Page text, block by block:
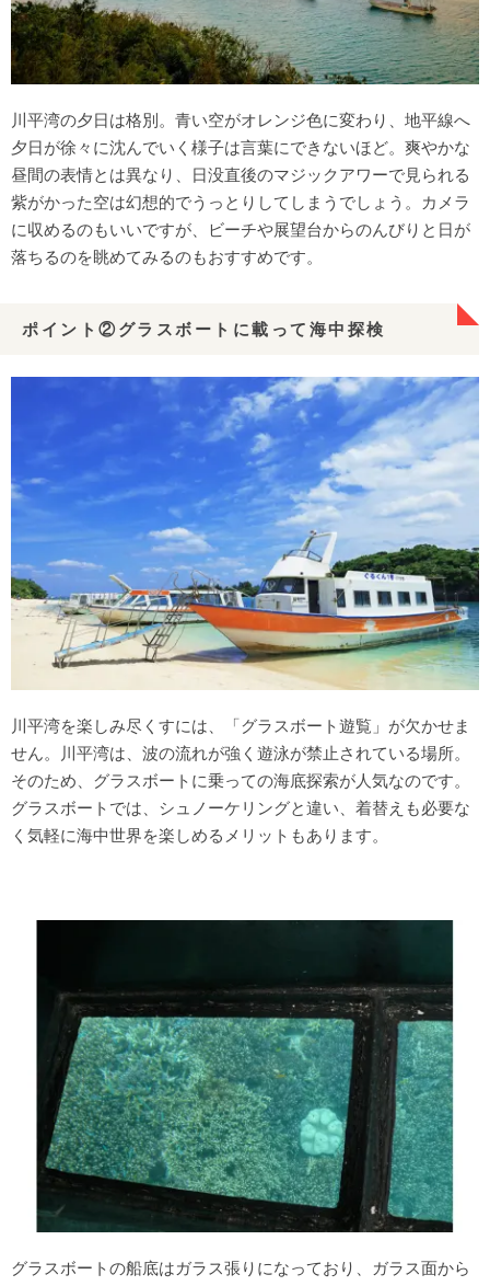
川平湾の夕日は格別。青い空がオレンジ色に変わり、地平線へ
夕日が徐々に沈んでいく様子は言葉にできないほど。爽やかな
昼間の表情とは異なり、日没直後のマジックアワーで見られる
紫がかった空は幻想的でうっとりしてしまうでしょう。カメラ
に収めるのもいいですが、ビーチや展望台からのんびりと日が
落ちるのを眺めてみるのもおすすめです。
ポイント②グラスボートに載って海中探検
川平湾を楽しみ尽くすには、「グラスボート遊覧」が欠かせま
せん。川平湾は、波の流れが強く遊泳が禁止されている場所。
そのため、グラスボートに乗っての海底探索が人気なのです。
グラスボートでは、シュノーケリングと違い、着替えも必要な
く気軽に海中世界を楽しめるメリットもあります。
グラスボートの船底はガラス張りになっており、ガラス面から